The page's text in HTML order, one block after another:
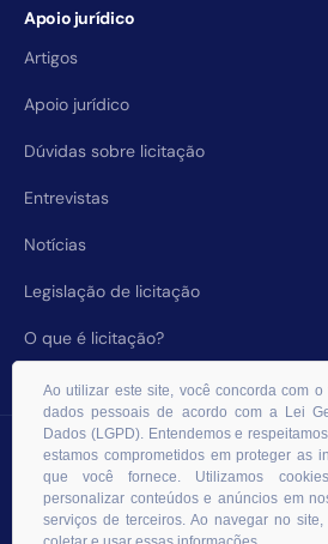
Apoio jurídico
Artigos
Apoio jurídico
Dúvidas sobre licitação
Entrevistas
Notícias
Legislação de licitação
O que é licitação?
© 2026 RHS Licitações. Todos os
Ao utilizar este site, você concorda com o
dados pessoais de acordo com a Lei
Dados (LGPD). Entendemos e
estamos comprometidos em proteger as
que você fornece. Utilizamos
personalizar conteúdos e anúncios em
serviços de terceiros. Ao navegar no